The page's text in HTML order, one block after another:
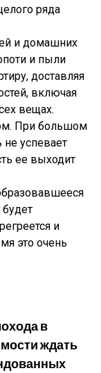
ряда
и домашних
и пыли
доставляя
включая
вещах.
При большом
успевает
ее выходит
будет
и
это очень
в
ждать